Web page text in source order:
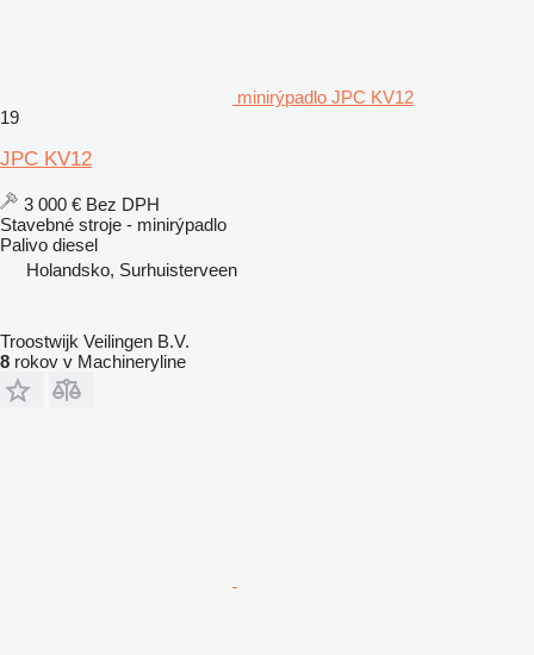
minirýpadlo JPC KV12
19
JPC KV12
3 000 € Bez DPH
Stavebné stroje - minirýpadlo
Palivo diesel
Holandsko, Surhuisterveen
Troostwijk Veilingen B.V.
8 rokov v Machineryline